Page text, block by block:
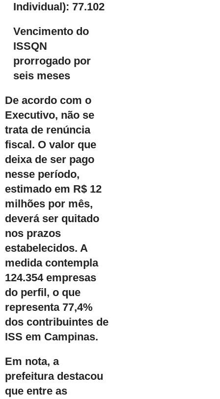
Individual): 77.102
Vencimento do
ISSQN
prorrogado por
seis meses
De acordo com o
Executivo, não se
trata de renúncia
fiscal. O valor que
deixa de ser pago
nesse período,
estimado em R$ 12
milhões por mês,
deverá ser quitado
nos prazos
estabelecidos. A
medida contempla
124.354 empresas
do perfil, o que
representa 77,4%
dos contribuintes de
ISS em Campinas.
Em nota, a
prefeitura destacou
que entre as